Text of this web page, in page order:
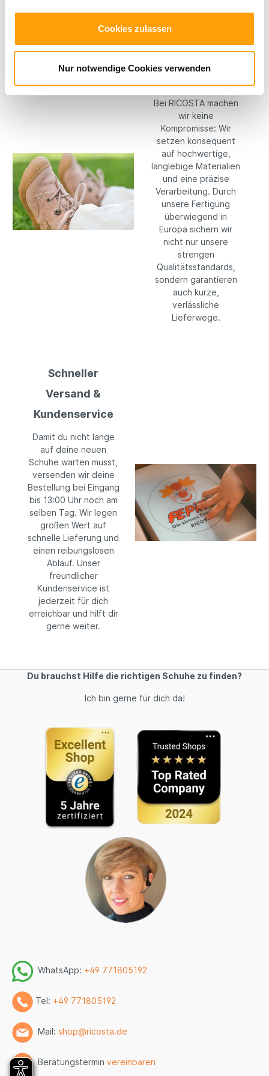
Cookies zulassen
Nur notwendige Cookies verwenden
Bei RICOSTA machen
wir keine
Kompromisse: Wir
setzen konsequent
auf hochwertige,
langlebige Materialien
und eine präzise
Verarbeitung. Durch
unsere Fertigung
überwiegend in
Europa sichern wir
nicht nur unsere
strengen
Qualitätsstandards,
sondern garantieren
auch kurze,
verlässliche
Lieferwege.
Schneller
Versand &
Kundenservice
Damit du nicht lange
auf deine neuen
Schuhe warten musst,
versenden wir deine
Bestellung bei Eingang
bis 13:00 Uhr noch am
selben Tag. Wir legen
großen Wert auf
schnelle Lieferung und
einen reibungslosen
Ablauf. Unser
freundlicher
Kundenservice ist
jederzeit für dich
erreichbar und hilft dir
gerne weiter.
Du brauchst Hilfe die richtigen Schuhe zu finden?
Ich bin gerne für dich da!
WhatsApp: +49 771805192
Tel: +49 771805192
Mail: shop@ricosta.de
Beratungstermin vereinbaren